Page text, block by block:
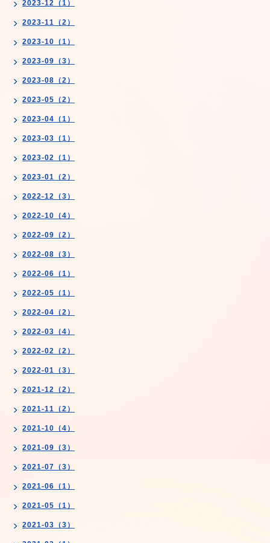
2023-12（1）
2023-11（2）
2023-10（1）
2023-09（3）
2023-08（2）
2023-05（2）
2023-04（1）
2023-03（1）
2023-02（1）
2023-01（2）
2022-12（3）
2022-10（4）
2022-09（2）
2022-08（3）
2022-06（1）
2022-05（1）
2022-04（2）
2022-03（4）
2022-02（2）
2022-01（3）
2021-12（2）
2021-11（2）
2021-10（4）
2021-09（3）
2021-07（3）
2021-06（1）
2021-05（1）
2021-03（3）